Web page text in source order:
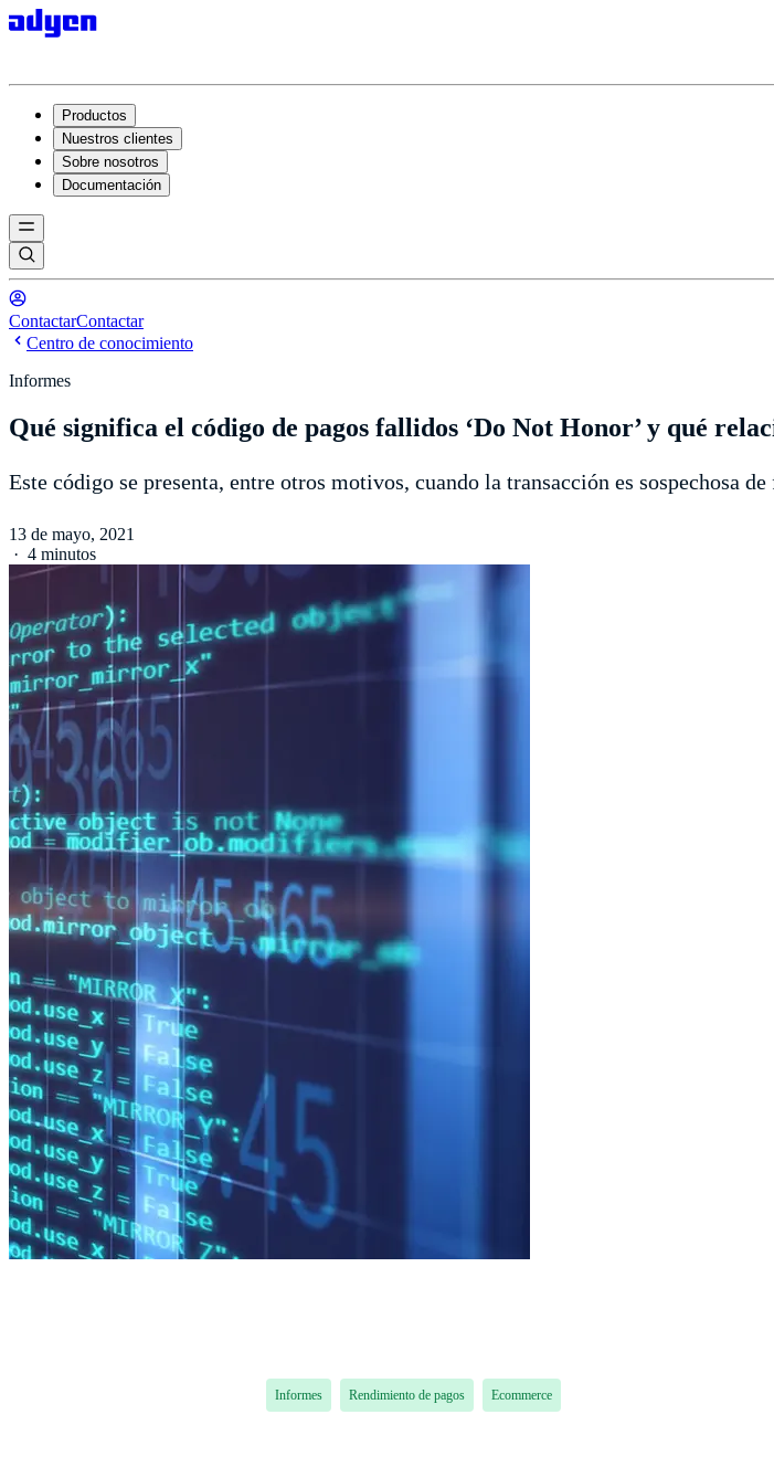
Productos
Nuestros clientes
Sobre nosotros
Documentación
ContactarContactar
Centro de conocimiento
Informes
Qué significa el código de pagos fallidos ‘Do Not Honor’ y qué
Este código se presenta, entre otros motivos, cuando la transacción es sospechosa
13 de mayo, 2021
· 4 minutos
Informes Rendimiento de pagos Ecommerce